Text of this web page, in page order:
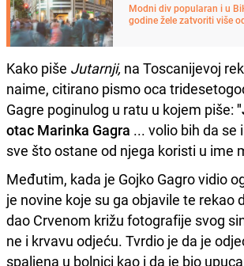
Modni div popularan i u
godine žele zatvoriti više
Kako piše Jutarnji, na Toscanijevoj
naime, citirano pismo oca
Gagre poginulog u ratu u kojem piše:
otac Marinka Gagra ... volio bih da se
sve što ostane od njega koristi u ime
Međutim, kada je Gojko Gagro vidio
je novine koje su ga objavile te rekao
dao Crvenom križu fotografije svog
ne i krvavu odjeću. Tvrdio je da je
spaljena u bolnici kao i da je bio